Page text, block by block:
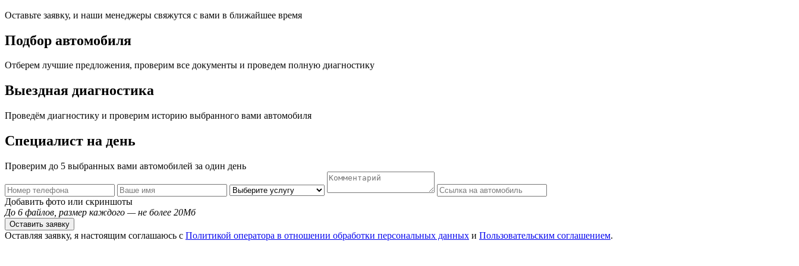
Оставьте заявку, и наши менеджеры свяжутся с вами в ближайшее время
Подбор автомобиля
Отберем лучшие предложения, проверим все документы и проведем полную диагностику
Выездная диагностика
Проведём диагностику и проверим историю выбранного вами автомобиля
Специалист на день
Проверим до 5 выбранных вами автомобилей за один день
Добавить фото или скриншоты
До 6 файлов, размер каждого — не более 20Мб
Оставить заявку
Оставляя заявку, я настоящим соглашаюсь с Политикой оператора в отношении обработки персональных данных и Пользовательским соглашением.